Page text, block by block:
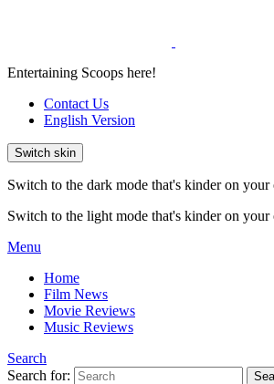
Entertaining Scoops here!
Contact Us
English Version
Switch skin
Switch to the dark mode that's kinder on your
Switch to the light mode that's kinder on your
Menu
Home
Film News
Movie Reviews
Music Reviews
Search
Search for: